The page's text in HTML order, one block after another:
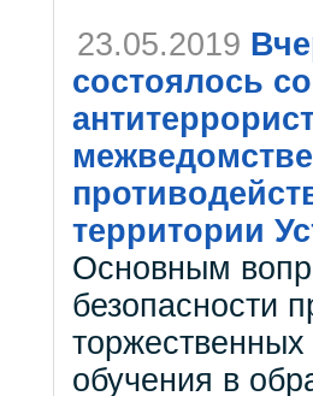
23.05.2019
состоялось
территории
Основным
безопасности
обучения в